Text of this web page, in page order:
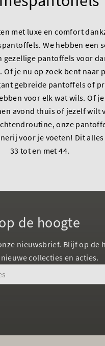
met luxe en comfort
We hebben een
gezellige pantoffels voor
Of je nu op zoek bent naar
gebreide pantoffels of
voor elk wat wils. Of
avond thuis of jezelf wilt
onze
voor je voeten! Dit alles
33 tot en met 44.
de hoogte
nieuwsbrief. Blijf op de
collecties en acties.